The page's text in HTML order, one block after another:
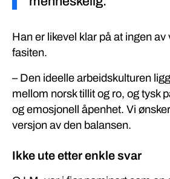
Han er likevel klar på at ingen av
fasiten.
– Den ideelle arbeidskulturen
mellom norsk tillit og ro, og tysk
og emosjonell åpenhet. Vi
versjon av den balansen.
Ikke ute etter enkle svar